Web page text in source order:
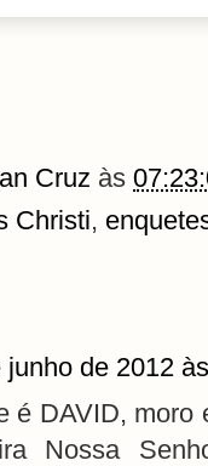
Cruz às
Christi,
junho de 2012
é DAVID,
Nossa